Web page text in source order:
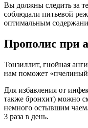
Вы должны следить за
соблюдали питьевой
оптимальным
Прополис при
Тонзиллит, гнойная
нам поможет
Для избавления от
также бронхит) можно
немного остывшим
3 раза в день.